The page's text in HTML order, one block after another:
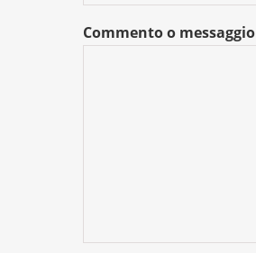
Commento o messaggio